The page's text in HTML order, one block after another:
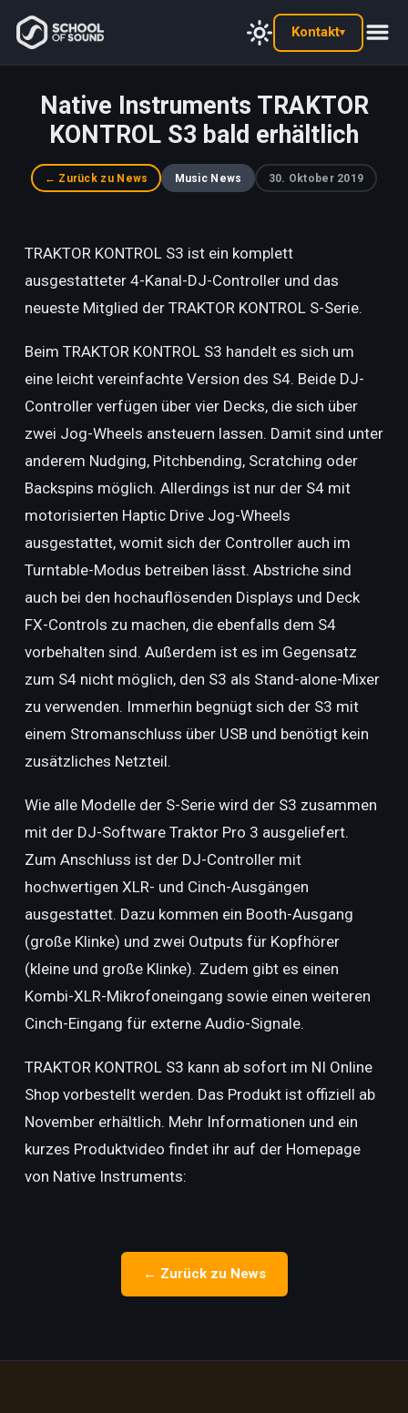
Kontakt▾
Native Instruments TRAKTOR
KONTROL S3 bald erhältlich
← Zurück zu News Music News 30. Oktober 2019
TRAKTOR KONTROL S3 ist ein komplett
ausgestatteter 4-Kanal-DJ-Controller und das
neueste Mitglied der TRAKTOR KONTROL S-Serie.
Beim TRAKTOR KONTROL S3 handelt es sich um
eine leicht vereinfachte Version des S4. Beide DJ-
Controller verfügen über vier Decks, die sich über
zwei Jog-Wheels ansteuern lassen. Damit sind unter
anderem Nudging, Pitchbending, Scratching oder
Backspins möglich. Allerdings ist nur der S4 mit
motorisierten Haptic Drive Jog-Wheels
ausgestattet, womit sich der Controller auch im
Turntable-Modus betreiben lässt. Abstriche sind
auch bei den hochauflösenden Displays und Deck
FX-Controls zu machen, die ebenfalls dem S4
vorbehalten sind. Außerdem ist es im Gegensatz
zum S4 nicht möglich, den S3 als Stand-alone-Mixer
zu verwenden. Immerhin begnügt sich der S3 mit
einem Stromanschluss über USB und benötigt kein
zusätzliches Netzteil.
Wie alle Modelle der S-Serie wird der S3 zusammen
mit der DJ-Software Traktor Pro 3 ausgeliefert.
Zum Anschluss ist der DJ-Controller mit
hochwertigen XLR- und Cinch-Ausgängen
ausgestattet. Dazu kommen ein Booth-Ausgang
(große Klinke) und zwei Outputs für Kopfhörer
(kleine und große Klinke). Zudem gibt es einen
Kombi-XLR-Mikrofoneingang sowie einen weiteren
Cinch-Eingang für externe Audio-Signale.
TRAKTOR KONTROL S3 kann ab sofort im NI Online
Shop vorbestellt werden. Das Produkt ist offiziell ab
November erhältlich. Mehr Informationen und ein
kurzes Produktvideo findet ihr auf der Homepage
von Native Instruments:
← Zurück zu News